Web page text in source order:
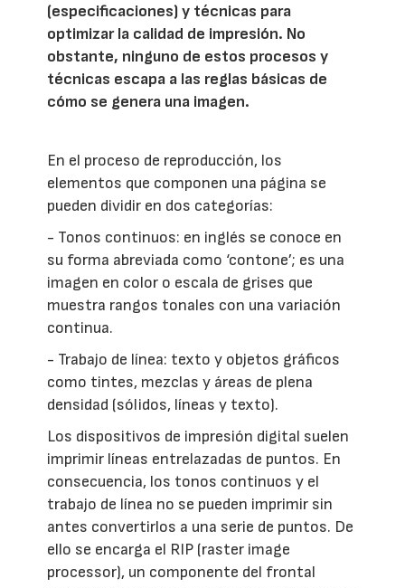
(especificaciones) y técnicas para
optimizar la calidad de impresión. No
obstante, ninguno de estos procesos y
técnicas escapa a las reglas básicas de
cómo se genera una imagen.
En el proceso de reproducción, los
elementos que componen una página se
pueden dividir en dos categorías:
- Tonos continuos: en inglés se conoce en
su forma abreviada como ‘contone’; es una
imagen en color o escala de grises que
muestra rangos tonales con una variación
continua.
- Trabajo de línea: texto y objetos gráficos
como tintes, mezclas y áreas de plena
densidad (sólidos, líneas y texto).
Los dispositivos de impresión digital suelen
imprimir líneas entrelazadas de puntos. En
consecuencia, los tonos continuos y el
trabajo de línea no se pueden imprimir sin
antes convertirlos a una serie de puntos. De
ello se encarga el RIP (raster image
processor), un componente del frontal